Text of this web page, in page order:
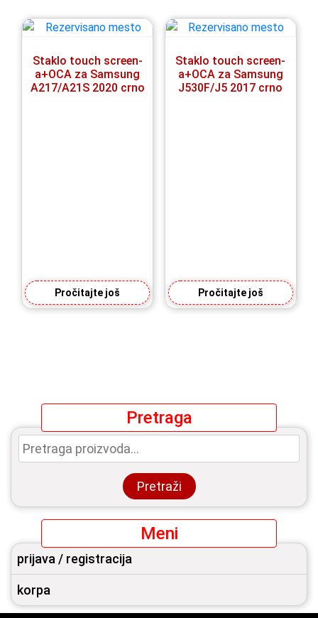
Staklo touch screen-
a+OCA za Samsung
A217/A21S 2020 crno
Pročitajte još
Staklo touch screen-
a+OCA za Samsung
J530F/J5 2017 crno
Pročitajte još
Pretraga
Pretraga
za:
Pretraži
Meni
prijava / registracija
korpa